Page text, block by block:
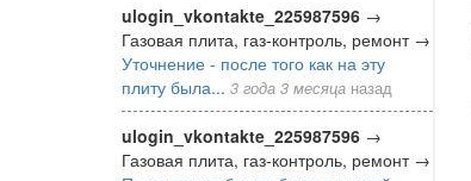
ulogin_vkontakte_225987596 →
Газовая плита, газ-контроль, ремонт →
Уточнение - после того как на эту
плиту была... 3 года 3 месяца назад
ulogin_vkontakte_225987596 →
Газовая плита, газ-контроль, ремонт →